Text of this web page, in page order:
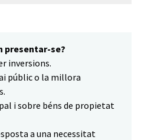
presentar-se?
inversions.
públic o la millora
i sobre béns de propietat
a una necessitat